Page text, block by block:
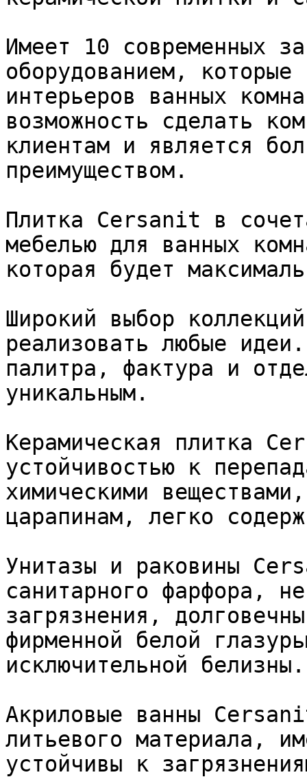
Имеет 10 современных
оборудованием,
интерьеров ванных
возможность сделать
клиентам и является
преимуществом.
Плитка Cersanit в
мебелью для ванных
которая будет
Широкий выбор
реализовать любые
палитра, фактура и
уникальным.
Керамическая плитка
устойчивостью к
химическими
царапинам, легко
Унитазы и раковины
санитарного фарфора,
загрязнения,
фирменной белой
исключительной белизны.
Акриловые ванны
литьевого материала,
устойчивы к